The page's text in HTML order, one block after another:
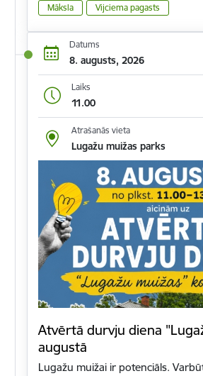
Māksla Vijciema pagasts
Datums
8. augusts, 2026
Laiks
11.00
Atrašanās vieta
Lugažu muižas parks
Atvērtā durvju diena
augustā
Lugažu muižai ir potenciāls.